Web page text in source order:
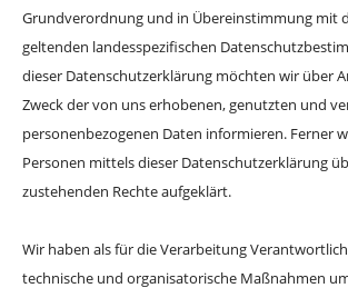
Grundverordnung und in Übereinstimmung mit
geltenden landesspezifischen
dieser Datenschutzerklärung möchten wir über
Zweck der von uns erhobenen, genutzten und
personenbezogenen Daten informieren. Ferner
Personen mittels dieser Datenschutzerklärung
zustehenden Rechte aufgeklärt.
Wir haben als für die Verarbeitung
technische und organisatorische Maßnahmen